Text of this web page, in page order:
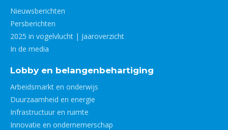
Nieuwsberichten
Persberichten
2025 in vogelvlucht | Jaaroverzicht
In de media
Lobby en belangenbehartiging
Arbeidsmarkt en onderwijs
Duurzaamheid en energie
Infrastructuur en ruimte
Innovatie en ondernemerschap